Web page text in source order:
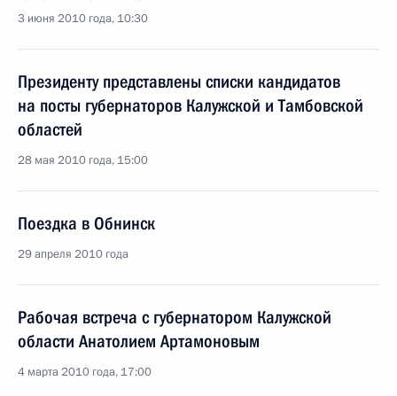
3 июня 2010 года, 10:30
Президенту представлены списки кандидатов
на посты губернаторов Калужской и Тамбовской
областей
28 мая 2010 года, 15:00
Поездка в Обнинск
29 апреля 2010 года
Рабочая встреча с губернатором Калужской
области Анатолием Артамоновым
4 марта 2010 года, 17:00